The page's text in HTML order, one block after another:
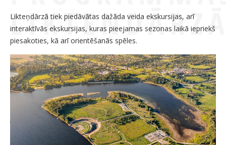
Likteņdārzā tiek piedāvātas dažāda veida ekskursijas, arī
interaktīvās ekskursijas, kuras pieejamas sezonas laikā iepriekš
piesakoties, kā arī orientēšanās spēles.